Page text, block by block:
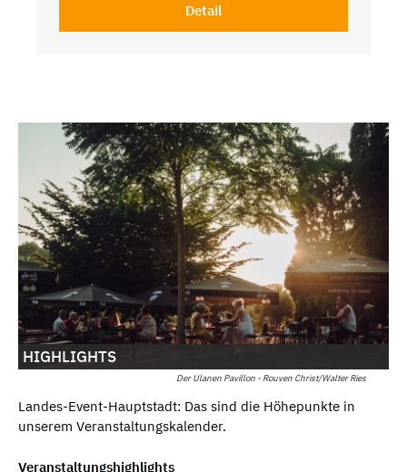
Detail
Der Ulanen Pavillon - Rouven Christ/Walter Ries
HIGHLIGHTS
Landes-Event-Hauptstadt: Das sind die Höhepunkte in
unserem Veranstaltungskalender.
Veranstaltungshighlights